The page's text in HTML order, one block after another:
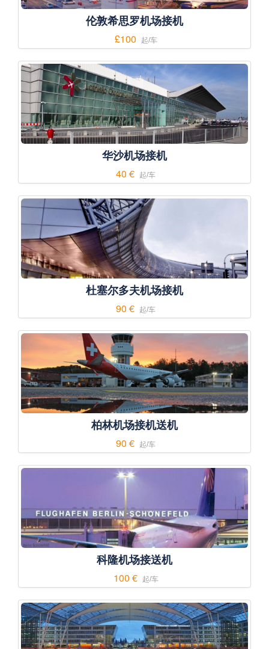
伦敦希思罗机场接机
£100 起/车
华沙机场接机
40 € 起/车
杜塞尔多夫机场接机
90 € 起/车
柏林机场接机送机
90 € 起/车
科隆机场接送机
100 € 起/车